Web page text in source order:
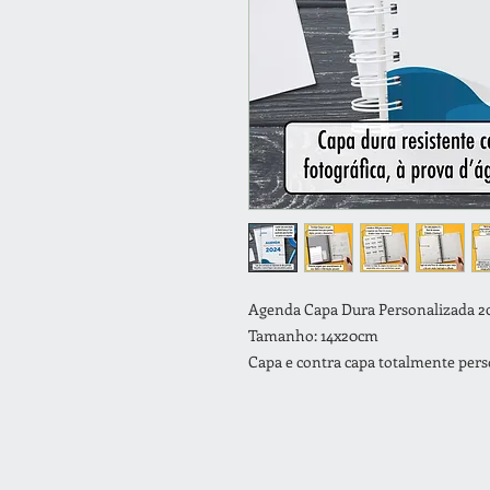
Agenda Capa Dura Personalizada
Tamanho: 14x20cm
Capa e contra capa totalmente